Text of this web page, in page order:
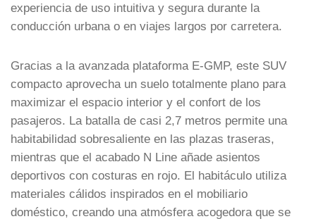
experiencia de uso intuitiva y segura durante la
conducción urbana o en viajes largos por carretera.
Gracias a la avanzada plataforma E-GMP, este SUV
compacto aprovecha un suelo totalmente plano para
maximizar el espacio interior y el confort de los
pasajeros. La batalla de casi 2,7 metros permite una
habitabilidad sobresaliente en las plazas traseras,
mientras que el acabado N Line añade asientos
deportivos con costuras en rojo. El habitáculo utiliza
materiales cálidos inspirados en el mobiliario
doméstico, creando una atmósfera acogedora que se